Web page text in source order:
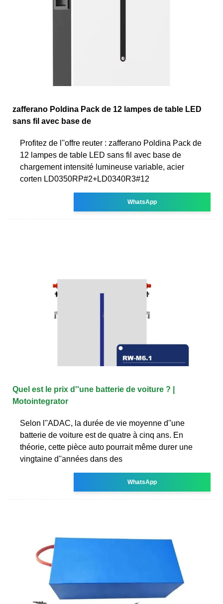
zafferano Poldina Pack de 12 lampes de table LED
sans fil avec base de
Profitez de l''offre reuter : zafferano Poldina Pack de
12 lampes de table LED sans fil avec base de
chargement intensité lumineuse variable, acier
corten LD0350RP#2+LD0340R3#12
WhatsApp
Quel est le prix d''une batterie de voiture ? |
Motointegrator
Selon l''ADAC, la durée de vie moyenne d''une
batterie de voiture est de quatre à cinq ans. En
théorie, cette pièce auto pourrait même durer une
vingtaine d''années dans des
WhatsApp